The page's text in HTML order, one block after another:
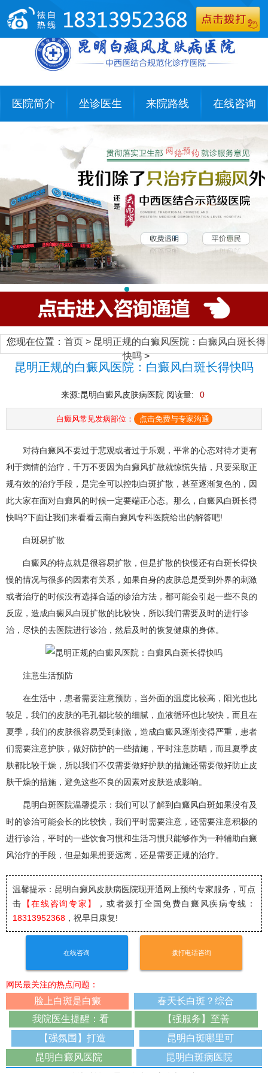
医院简介 坐诊医生 来院路线 在线咨询
您现在位置： 首页 > 昆明正规的白癜风医院：白癜风白斑长得
快吗>
昆明正规的白癜风医院：白癜风白斑长得快吗
来源:昆明白癜风皮肤病医院 阅读量: 0
白癜风常见发病部位： 点击免费与专家沟通
对待白癜风不要过于悲观或者过于乐观，平常的心态对待才更有
利于病情的治疗，千万不要因为白癜风扩散就惊慌失措，只要采取正
规有效的治疗手段，是完全可以控制白斑扩散，甚至逐渐复色的，因
此大家在面对白癜风的时候一定要端正心态。那么，白癜风白斑长得
快吗?下面让我们来看看云南白癜风专科医院给出的解答吧!
白斑易扩散
白癜风的特点就是很容易扩散，但是扩散的快慢还有白斑长得快
慢的情况与很多的因素有关系，如果自身的皮肤总是受到外界的刺激
或者治疗的时候没有选择合适的诊治方法，都可能会引起一些不良的
反应，造成白癜风白斑扩散的比较快，所以我们需要及时的进行诊
治，尽快的去医院进行诊治，然后及时的恢复健康的身体。
注意生活预防
在生活中，患者需要注意预防，当外面的温度比较高，阳光也比
较足，我们的皮肤的毛孔都比较的细腻，血液循环也比较快，而且在
夏季，我们的皮肤很容易受到刺激，造成白癜风逐渐变得严重，患者
们需要注意护肤，做好防护的一些措施，平时注意防晒，而且夏季皮
肤都比较干燥，所以我们不仅需要做好护肤的措施还需要做好防止皮
肤干燥的措施，避免这些不良的因素对皮肤造成影响。
昆明白斑医院温馨提示：我们可以了解到白癜风白斑如果没有及
时的诊治可能会长的比较快，我们平时需要注意，还需要注意积极的
进行诊治，平时的一些饮食习惯和生活习惯只能够作为一种辅助白癜
风治疗的手段，但是如果想要远离，还是需要正规的治疗。
温馨提示：昆明白癜风皮肤病医院现开通网上预约专家服务，可点
击
【在线咨询专家】
，或者拨打全国免费白癜风疾病专线：
18313952368 ，祝早日康复!
在线咨询 拨打电话咨询
网民最关注的热点问题：
脸上白斑是白癜
春天长白斑？综合
我院医生提醒：看
【强服务】至善
【强氛围】打造
昆明白斑哪里可
昆明白癜风医院
昆明白斑病医院